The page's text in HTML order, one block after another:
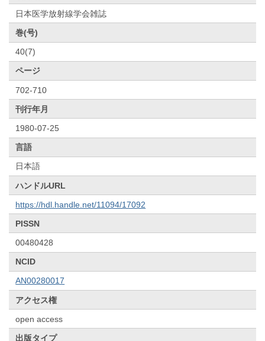
日本医学放射線学会雑誌
巻(号)
40(7)
ページ
702-710
刊行年月
1980-07-25
言語
日本語
ハンドルURL
https://hdl.handle.net/11094/17092
PISSN
00480428
NCID
AN00280017
アクセス権
open access
出版タイプ